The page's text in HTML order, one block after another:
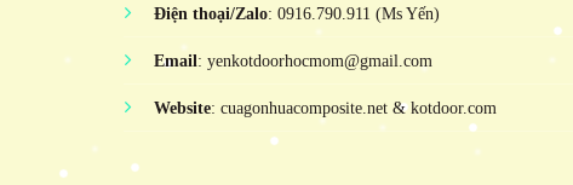
Điện thoại/Zalo: 0916.790.911 (Ms Yến)
Email: yenkotdoorhocmom@gmail.com
Website: cuagonhuacomposite.net & kotdoor.com